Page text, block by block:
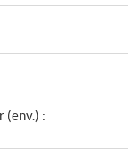
(env.) :